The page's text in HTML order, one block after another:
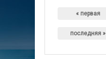
Страницы
« первая
последняя »